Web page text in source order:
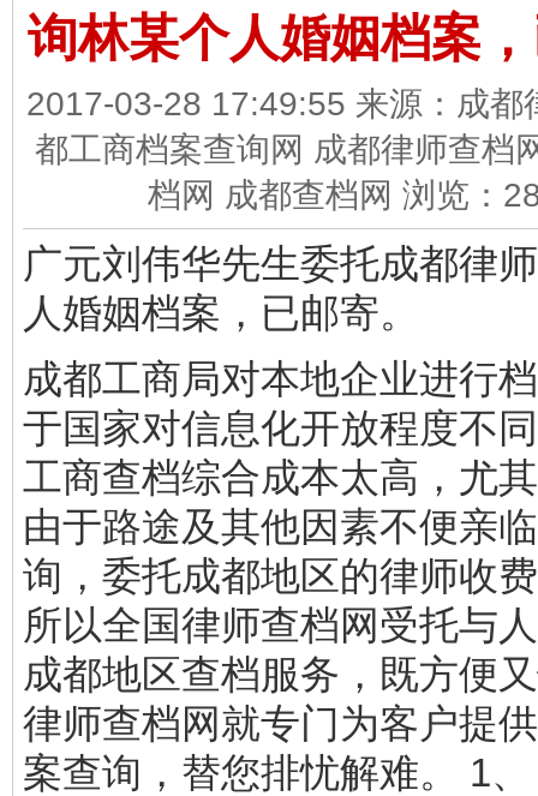
询林某个人婚姻档案
2017-03-28 17:49:55 来源：成都
都工商档案查询网 成都律师查档
档网 成都查档网 浏览：
广元刘伟华先生委托成都律
人婚姻档案，已邮寄。
成都工商局对本地企业进行
于国家对信息化开放程度不
工商查档综合成本太高，尤
由于路途及其他因素不便亲
询，委托成都地区的律师收
所以全国律师查档网受托与
成都地区查档服务，既方便
律师查档网就专门为客户提
案查询，替您排忧解难。 1